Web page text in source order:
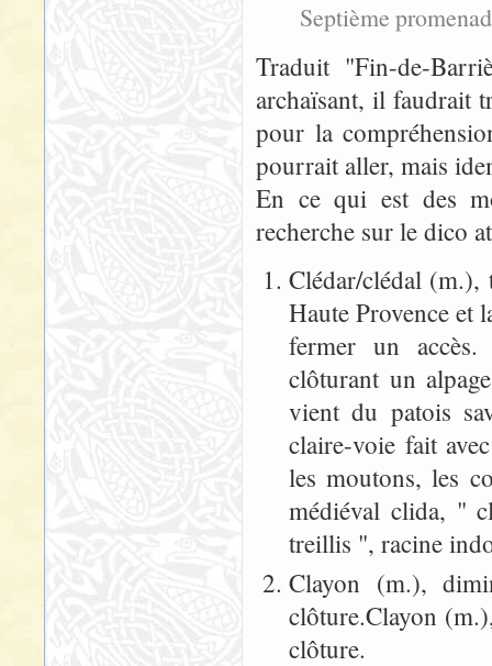
Septième
Traduit "Fin-de-
archaïsant, il faudrait
pour la
pourrait aller, mais
En ce qui est des
recherche sur le dico
Clédar/clédal (m.),
Haute Provence et
fermer un
clôturant un
vient du patois
claire-voie fait
les moutons, les
médiéval clida, "
treillis ", racine
Clayon (m.),
clôture.Clayon
clôture.